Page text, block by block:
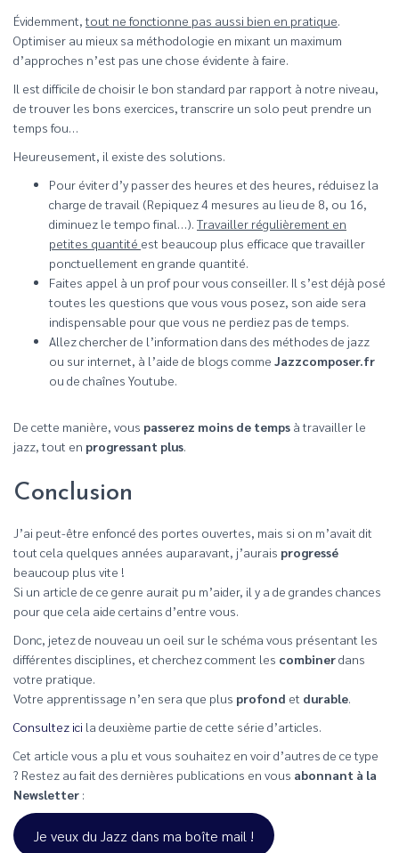
Évidemment,tout ne fonctionne pas aussi bien en pratique.
Optimiser au mieux sa méthodologie en mixant un maximum
d’approches n’est pas une chose évidente à faire.
Il est difficile de choisir le bon standard par rapport à notre niveau,
de trouver les bons exercices, transcrire un solo peut prendre un
temps fou…
Heureusement, il existe des solutions.
Pour éviter d’y passer des heures et des heures, réduisez la
charge de travail (Repiquez 4 mesures au lieu de 8, ou 16,
diminuez le tempo final…). Travailler régulièrement en
petites quantité est beaucoup plus efficace que travailler
ponctuellement en grande quantité.
Faites appel à un prof pour vous conseiller. Il s’est déjà posé
toutes les questions que vous vous posez, son aide sera
indispensable pour que vous ne perdiez pas de temps.
Allez chercher de l’information dans des méthodes de jazz
ou sur internet, à l’aide de blogs comme Jazzcomposer.fr
ou de chaînes Youtube.
De cette manière, vous passerez moins de temps à travailler le
jazz, tout en progressant plus.
Conclusion
J’ai peut-être enfoncé des portes ouvertes, mais si on m’avait dit
tout cela quelques années auparavant, j’aurais progressé
beaucoup plus vite !
Si un article de ce genre aurait pu m’aider, il y a de grandes chances
pour que cela aide certains d’entre vous.
Donc, jetez de nouveau un oeil sur le schéma vous présentant les
différentes disciplines, et cherchez comment les combinerdans
votre pratique.
Votre apprentissage n’en sera que plus profond et durable.
Consultez ici la deuxième partie de cette série d’articles.
Cet article vous a plu et vous souhaitez en voir d’autres de ce type
? Restez au fait des dernières publications en vous abonnant à la
Newsletter :
Je veux du Jazz dans ma boîte mail !